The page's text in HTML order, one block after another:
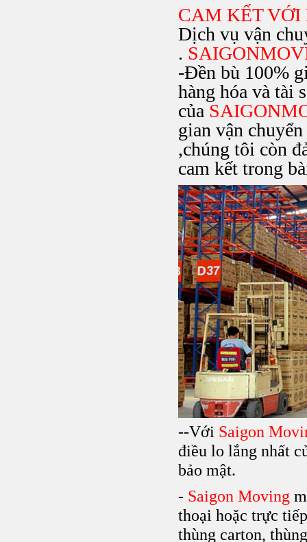
CAM KẾT
Dịch vụ vận
.
-Đền bù 100%
hàng hóa và tài
của
gian vận
,chúng tôi còn
cam kết trong
--Với Saigon
điều lo lắng nhất
bảo mật.
- Saigon Moving
thoại hoặc trực
thùng carton,